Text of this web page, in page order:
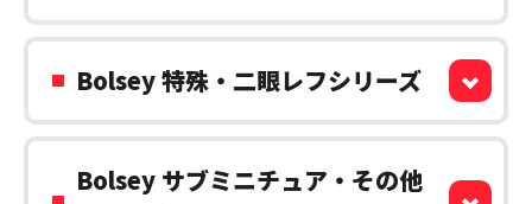
Bolsey 特殊・二眼レフシリーズ
Bolsey サブミニチュア・その他